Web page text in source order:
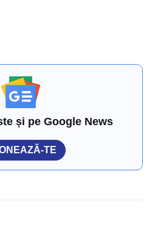
și pe Google News
TE